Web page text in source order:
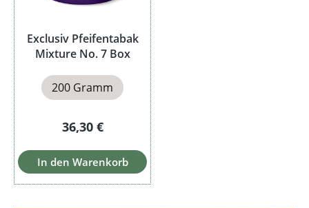
Exclusiv Pfeifentabak
Mixture No. 7 Box
200 Gramm
Regulärer Preis:
36,30 €
In den Warenkorb